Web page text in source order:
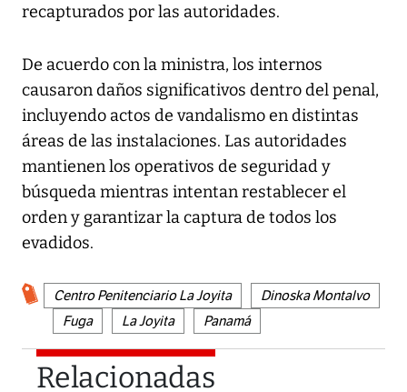
recapturados por las autoridades.
De acuerdo con la ministra, los internos
causaron daños significativos dentro del penal,
incluyendo actos de vandalismo en distintas
áreas de las instalaciones. Las autoridades
mantienen los operativos de seguridad y
búsqueda mientras intentan restablecer el
orden y garantizar la captura de todos los
evadidos.
Centro Penitenciario La Joyita
Dinoska Montalvo
Fuga
La Joyita Panamá
Relacionadas